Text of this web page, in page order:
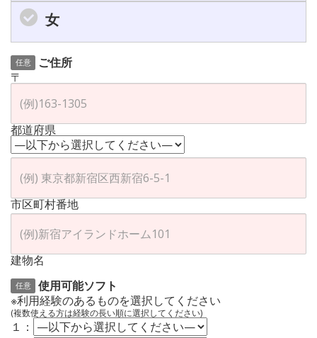
女
任意
ご住所
〒
都道府県
市区町村番地
建物名
任意
使用可能ソフト
※利用経験のあるものを選択してください
(複数使える方は経験の長い順に選択してください)
１：